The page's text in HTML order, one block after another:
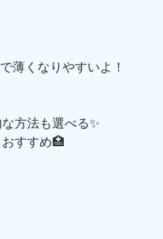
薄くなりやすいよ！
方法も選べる✨
すすめ🏥